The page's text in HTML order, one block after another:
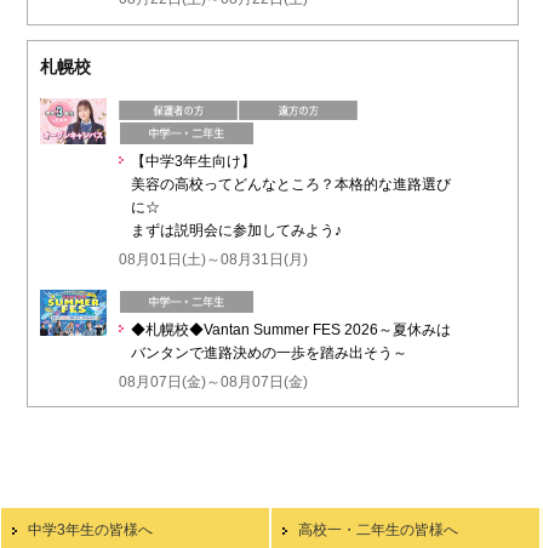
札幌校
【中学3年生向け】
美容の高校ってどんなところ？本格的な進路選び
に☆
まずは説明会に参加してみよう♪
08月01日(土)～08月31日(月)
◆札幌校◆Vantan Summer FES 2026～夏休みは
バンタンで進路決めの一歩を踏み出そう～
08月07日(金)～08月07日(金)
中学3年生の皆様へ 高校一・二年生の皆様へ